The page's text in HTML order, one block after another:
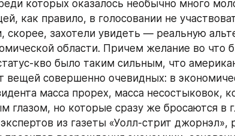
с клинтоновским Белым домом.
хотя и не в очень далеком: церемония
к присяге, состоится — как-то
полдень 20 января.
который при рождении был наречен
родился 19 августа 1946 года в
в одно г из самых провинциальных
за два месяца до рождения сына.